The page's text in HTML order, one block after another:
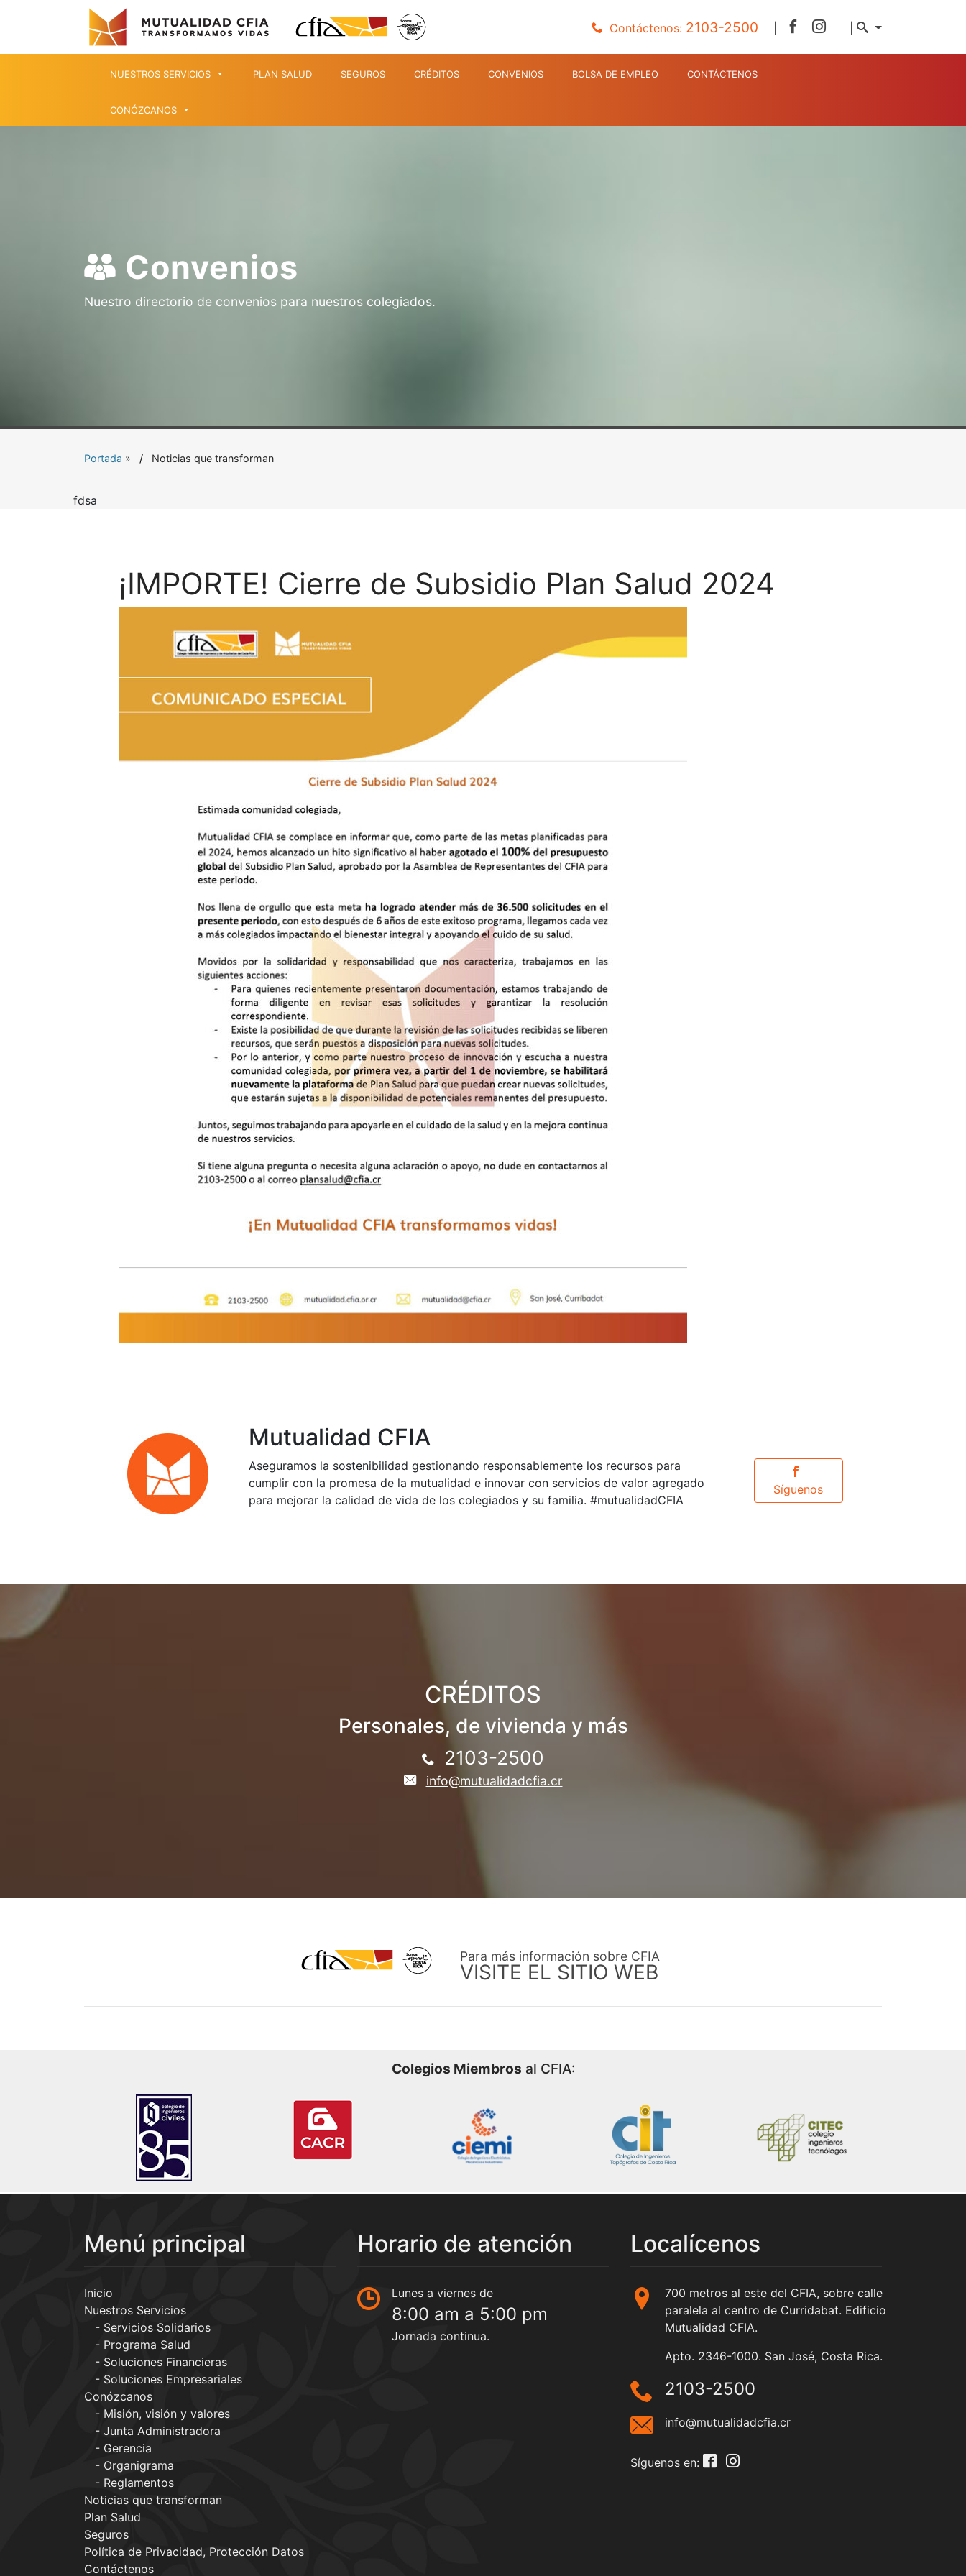
Contáctenos: 2103-2500 |
NUESTROS SERVICIOS PLAN SALUD SEGUROS CRÉDITOS CONVENIOS BOLSA DE EMPLEO CONTÁCTENOS
CONÓZCANOS
Convenios
Nuestro directorio de convenios para nuestros colegiados.
Portada » Noticias que transforman
fdsa
¡IMPORTE! Cierre de Subsidio Plan Salud 2024
Mutualidad CFIA
Aseguramos la sostenibilidad gestionando responsablemente los recursos para
cumplir con la promesa de la mutualidad e innovar con servicios de valor agregado
para mejorar la calidad de vida de los colegiados y su familia. #mutualidadCFIA
Síguenos
CRÉDITOS
Personales, de vivienda y más
2103-2500
info@mutualidadcfia.cr
Para más información sobre CFIA
VISITE EL SITIO WEB
Colegios Miembros al CFIA:
Menú principal
Inicio
Nuestros Servicios
Servicios Solidarios
Programa Salud
Soluciones Financieras
Soluciones Empresariales
Conózcanos
Misión, visión y valores
Junta Administradora
Gerencia
Organigrama
Reglamentos
Noticias que transforman
Plan Salud
Seguros
Política de Privacidad, Protección Datos
Contáctenos
Horario de atención
Lunes a viernes de
8:00 am a 5:00 pm
Jornada continua.
Localícenos
700 metros al este del CFIA, sobre calle
paralela al centro de Curridabat. Edificio
Mutualidad CFIA.
Apto. 2346-1000. San José, Costa Rica.
2103-2500
info@mutualidadcfia.cr
Síguenos en: